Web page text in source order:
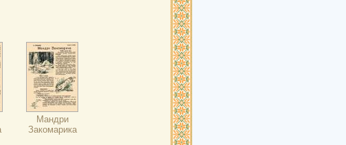
Мандри
Закомарика